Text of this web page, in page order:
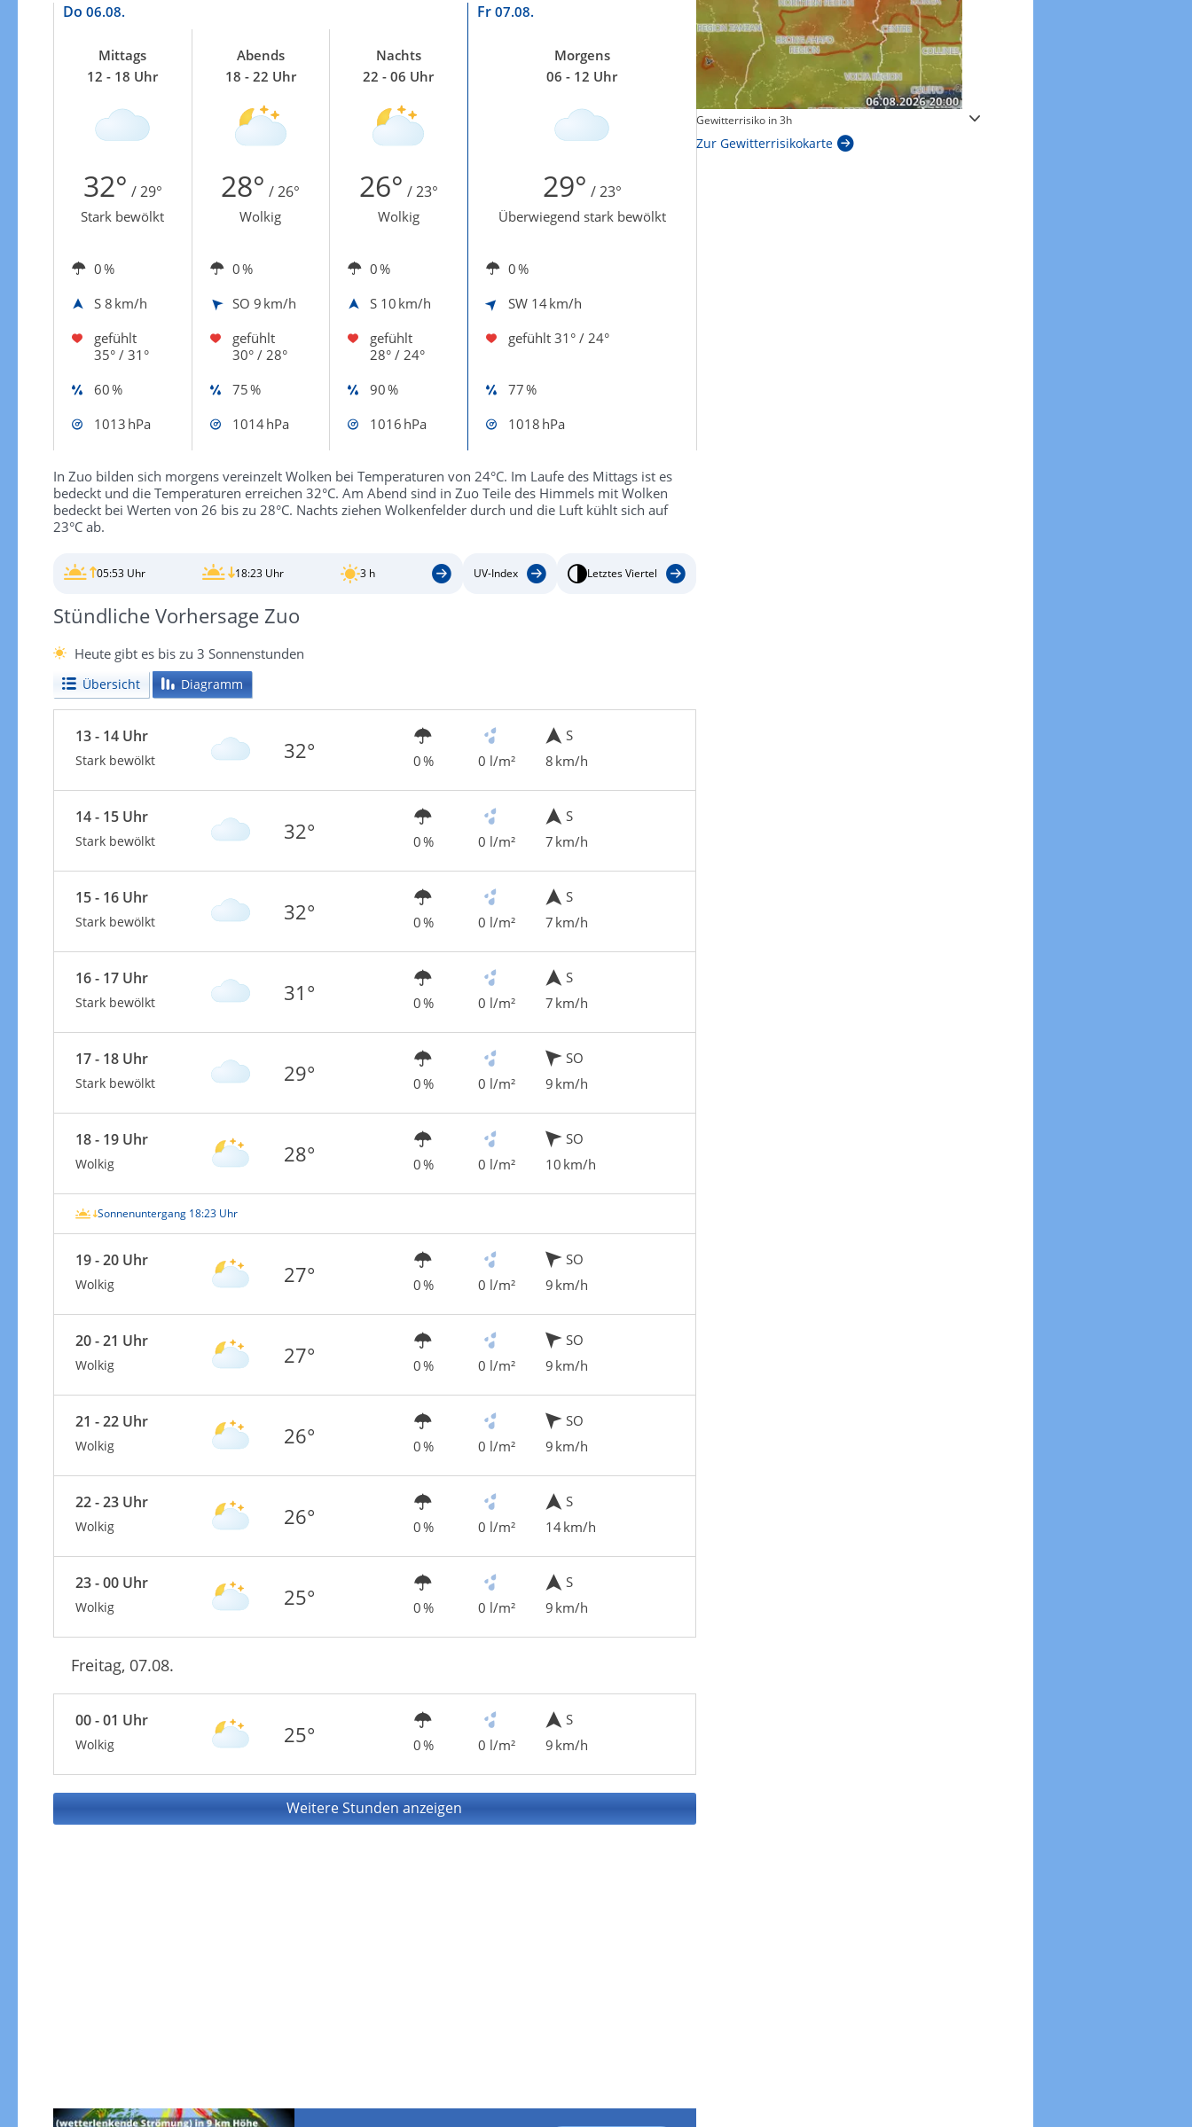
Do 06.08. Fr 07.08.
Mittags
12 - 18 Uhr
Abends
18 - 22 Uhr
Nachts
22 - 06 Uhr
Morgens
06 - 12 Uhr
32° / 29° 28° / 26° 26° / 23° 29° / 23°
Stark bewölkt Wolkig Wolkig Überwiegend stark bewölkt
0 % 0 % 0 %
0 %
S 8 km/h SO 9 km/h S 10 km/h SW 14 km/h
gefühlt
35° / 31°
gefühlt
30° / 28°
gefühlt
28° / 24°
gefühlt 31° / 24°
60 % 75 % 90 %
77 %
1013 hPa
1014 hPa 1016 hPa 1018 hPa
In Zuo bilden sich morgens vereinzelt Wolken bei Temperaturen von 24°C. Im Laufe des Mittags ist es
bedeckt und die Temperaturen erreichen 32°C. Am Abend sind in Zuo Teile des Himmels mit Wolken
bedeckt bei Werten von 26 bis zu 28°C. Nachts ziehen Wolkenfelder durch und die Luft kühlt sich auf
23°C ab.
05:53 Uhr 18:23 Uhr 3 h UV-Index Letztes Viertel
Stündliche Vorhersage Zuo
Heute gibt es bis zu 3 Sonnenstunden
Übersicht Diagramm
13 - 14 Uhr
Stark bewölkt 32° 0 % 0 l/m²
S
8 km/h
14 - 15 Uhr
Stark bewölkt 32° 0 % 0 l/m²
S
7 km/h
15 - 16 Uhr
Stark bewölkt 32° 0 % 0 l/m²
S
7 km/h
16 - 17 Uhr
Stark bewölkt 31° 0 % 0 l/m²
S
7 km/h
17 - 18 Uhr
Stark bewölkt 29° 0 % 0 l/m²
SO
9 km/h
18 - 19 Uhr
Wolkig 28° 0 % 0 l/m²
SO
10 km/h
Sonnenuntergang 18:23 Uhr
19 - 20 Uhr
Wolkig 27° 0 % 0 l/m²
SO
9 km/h
20 - 21 Uhr
Wolkig 27° 0 % 0 l/m²
SO
9 km/h
21 - 22 Uhr
Wolkig 26° 0 % 0 l/m²
SO
9 km/h
22 - 23 Uhr
Wolkig 26° 0 % 0 l/m²
S
14 km/h
23 - 00 Uhr
Wolkig 25° 0 % 0 l/m²
S
9 km/h
Freitag, 07.08.
00 - 01 Uhr
Wolkig 25° 0 % 0 l/m²
S
9 km/h
Weitere Stunden anzeigen
Windgeschwindigkeiten in 3h
Zur Windgeschwindigkeitenkarte
Sonnenschein heute
Zur Sonnenscheindauerkarte
Gewitterrisiko in 3h
Zur Gewitterrisikokarte
Windböen heute